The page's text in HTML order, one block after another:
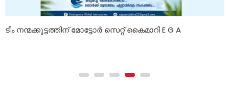
ടീം നന്മക്കൂട്ടത്തിന് മോട്ടോർ സെറ്റ് കൈമാറി E G A